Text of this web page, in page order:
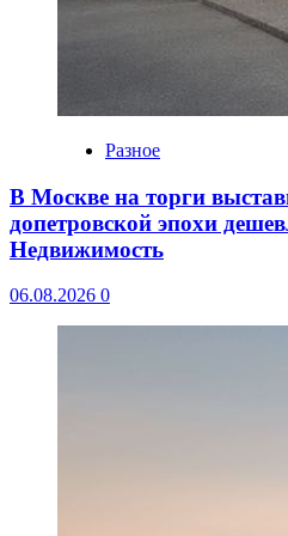
Разное
В Москве на торги
допетровской эпохи
Недвижимость
06.08.2026 0